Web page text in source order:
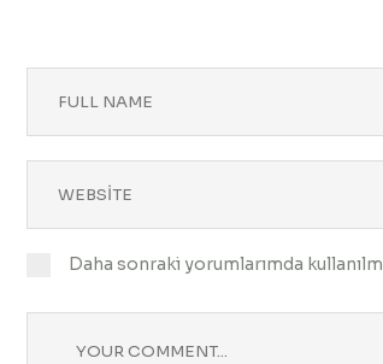
Daha sonraki yorumlarımda